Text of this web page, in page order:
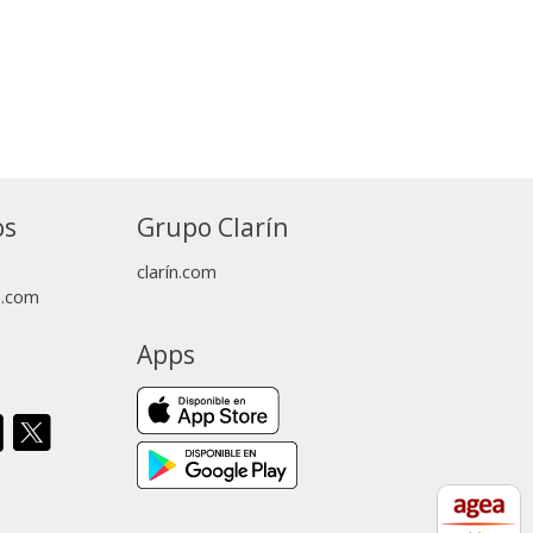
Grupo Clarín
clarín.com
Apps